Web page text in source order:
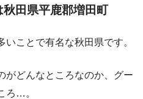
田県平鹿郡増田町
ことで有名な秋田県です。
がどんなところなのか、グー
ろ…。